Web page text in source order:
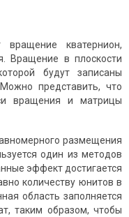
кватернион,
Вращение в плоскости
будут записаны
представить, что
вращения и матрицы
размещения
один из методов
эффект достигается
количеству юнитов в
область заполняется
таким образом, чтобы